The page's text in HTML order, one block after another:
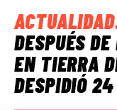
ACTUALIDAD
DESPUÉS
EN TIERRA
DESPIDIÓ